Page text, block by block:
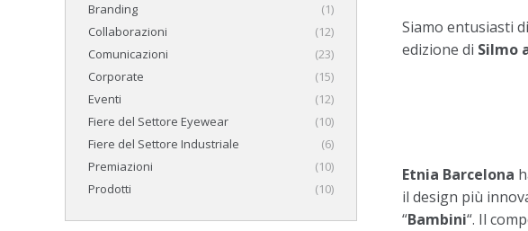
Siamo entusiasti
edizione di Silmo
Etnia Barcelona
il design più
“Bambini“. Il
Branding
(1)
Collaborazioni
(12)
Comunicazioni
(23)
Corporate
(15)
Eventi
(12)
Fiere del Settore Eyewear
(10)
Fiere del Settore Industriale
(6)
Premiazioni
(10)
Prodotti
(10)